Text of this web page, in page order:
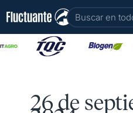
contenido
Buscar
26 de